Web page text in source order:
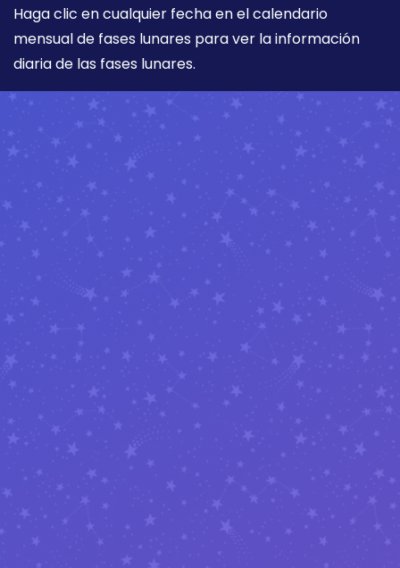
Haga clic en cualquier fecha en el calendario
mensual de fases lunares para ver la información
diaria de las fases lunares.